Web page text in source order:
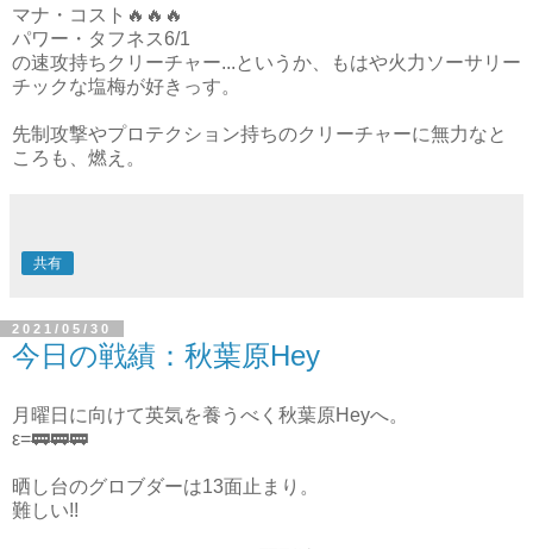
マナ・コスト🔥🔥🔥
パワー・タフネス6/1
の速攻持ちクリーチャー...というか、もはや火力ソーサリー
チックな塩梅が好きっす。
先制攻撃やプロテクション持ちのクリーチャーに無力なと
ころも、燃え。
共有
2021/05/30
今日の戦績：秋葉原Hey
月曜日に向けて英気を養うべく秋葉原Heyへ。
ε=🚃🚃🚃
晒し台のグロブダーは13面止まり。
難しい!!